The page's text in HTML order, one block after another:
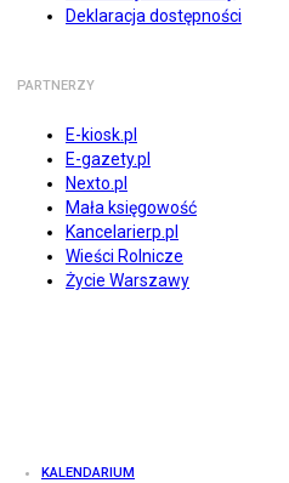
Deklaracja dostępności
PARTNERZY
E-kiosk.pl
E-gazety.pl
Nexto.pl
Mała księgowość
Kancelarierp.pl
Wieści Rolnicze
Życie Warszawy
KALENDARIUM